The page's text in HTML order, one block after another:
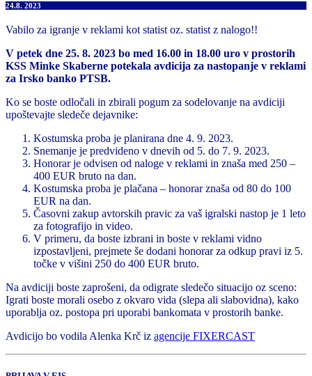
24.8. 2023
Vabilo za igranje v reklami kot statist oz. statist z nalogo!!
V petek dne 25. 8. 2023 bo med 16.00 in 18.00 uro v prostorih
KSS Minke Skaberne potekala avdicija za nastopanje v reklami
za Irsko banko PTSB.
Ko se boste odločali in zbirali pogum za sodelovanje na avdiciji
upoštevajte sledeče dejavnike:
Kostumska proba je planirana dne 4. 9. 2023.
Snemanje je predvideno v dnevih od 5. do 7. 9. 2023.
Honorar je odvisen od naloge v reklami in znaša med 250 –
400 EUR bruto na dan.
Kostumska proba je plačana – honorar znaša od 80 do 100
EUR na dan.
Časovni zakup avtorskih pravic za vaš igralski nastop je 1 leto
za fotografijo in video.
V primeru, da boste izbrani in boste v reklami vidno
izpostavljeni, prejmete še dodani honorar za odkup pravi iz 5.
točke v višini 250 do 400 EUR bruto.
Na avdiciji boste zaprošeni, da odigrate sledečo situacijo oz sceno:
Igrati boste morali osebo z okvaro vida (slepa ali slabovidna), kako
uporablja oz. postopa pri uporabi bankomata v prostorih banke.
Avdicijo bo vodila Alenka Krč iz agencije FIXERCAST